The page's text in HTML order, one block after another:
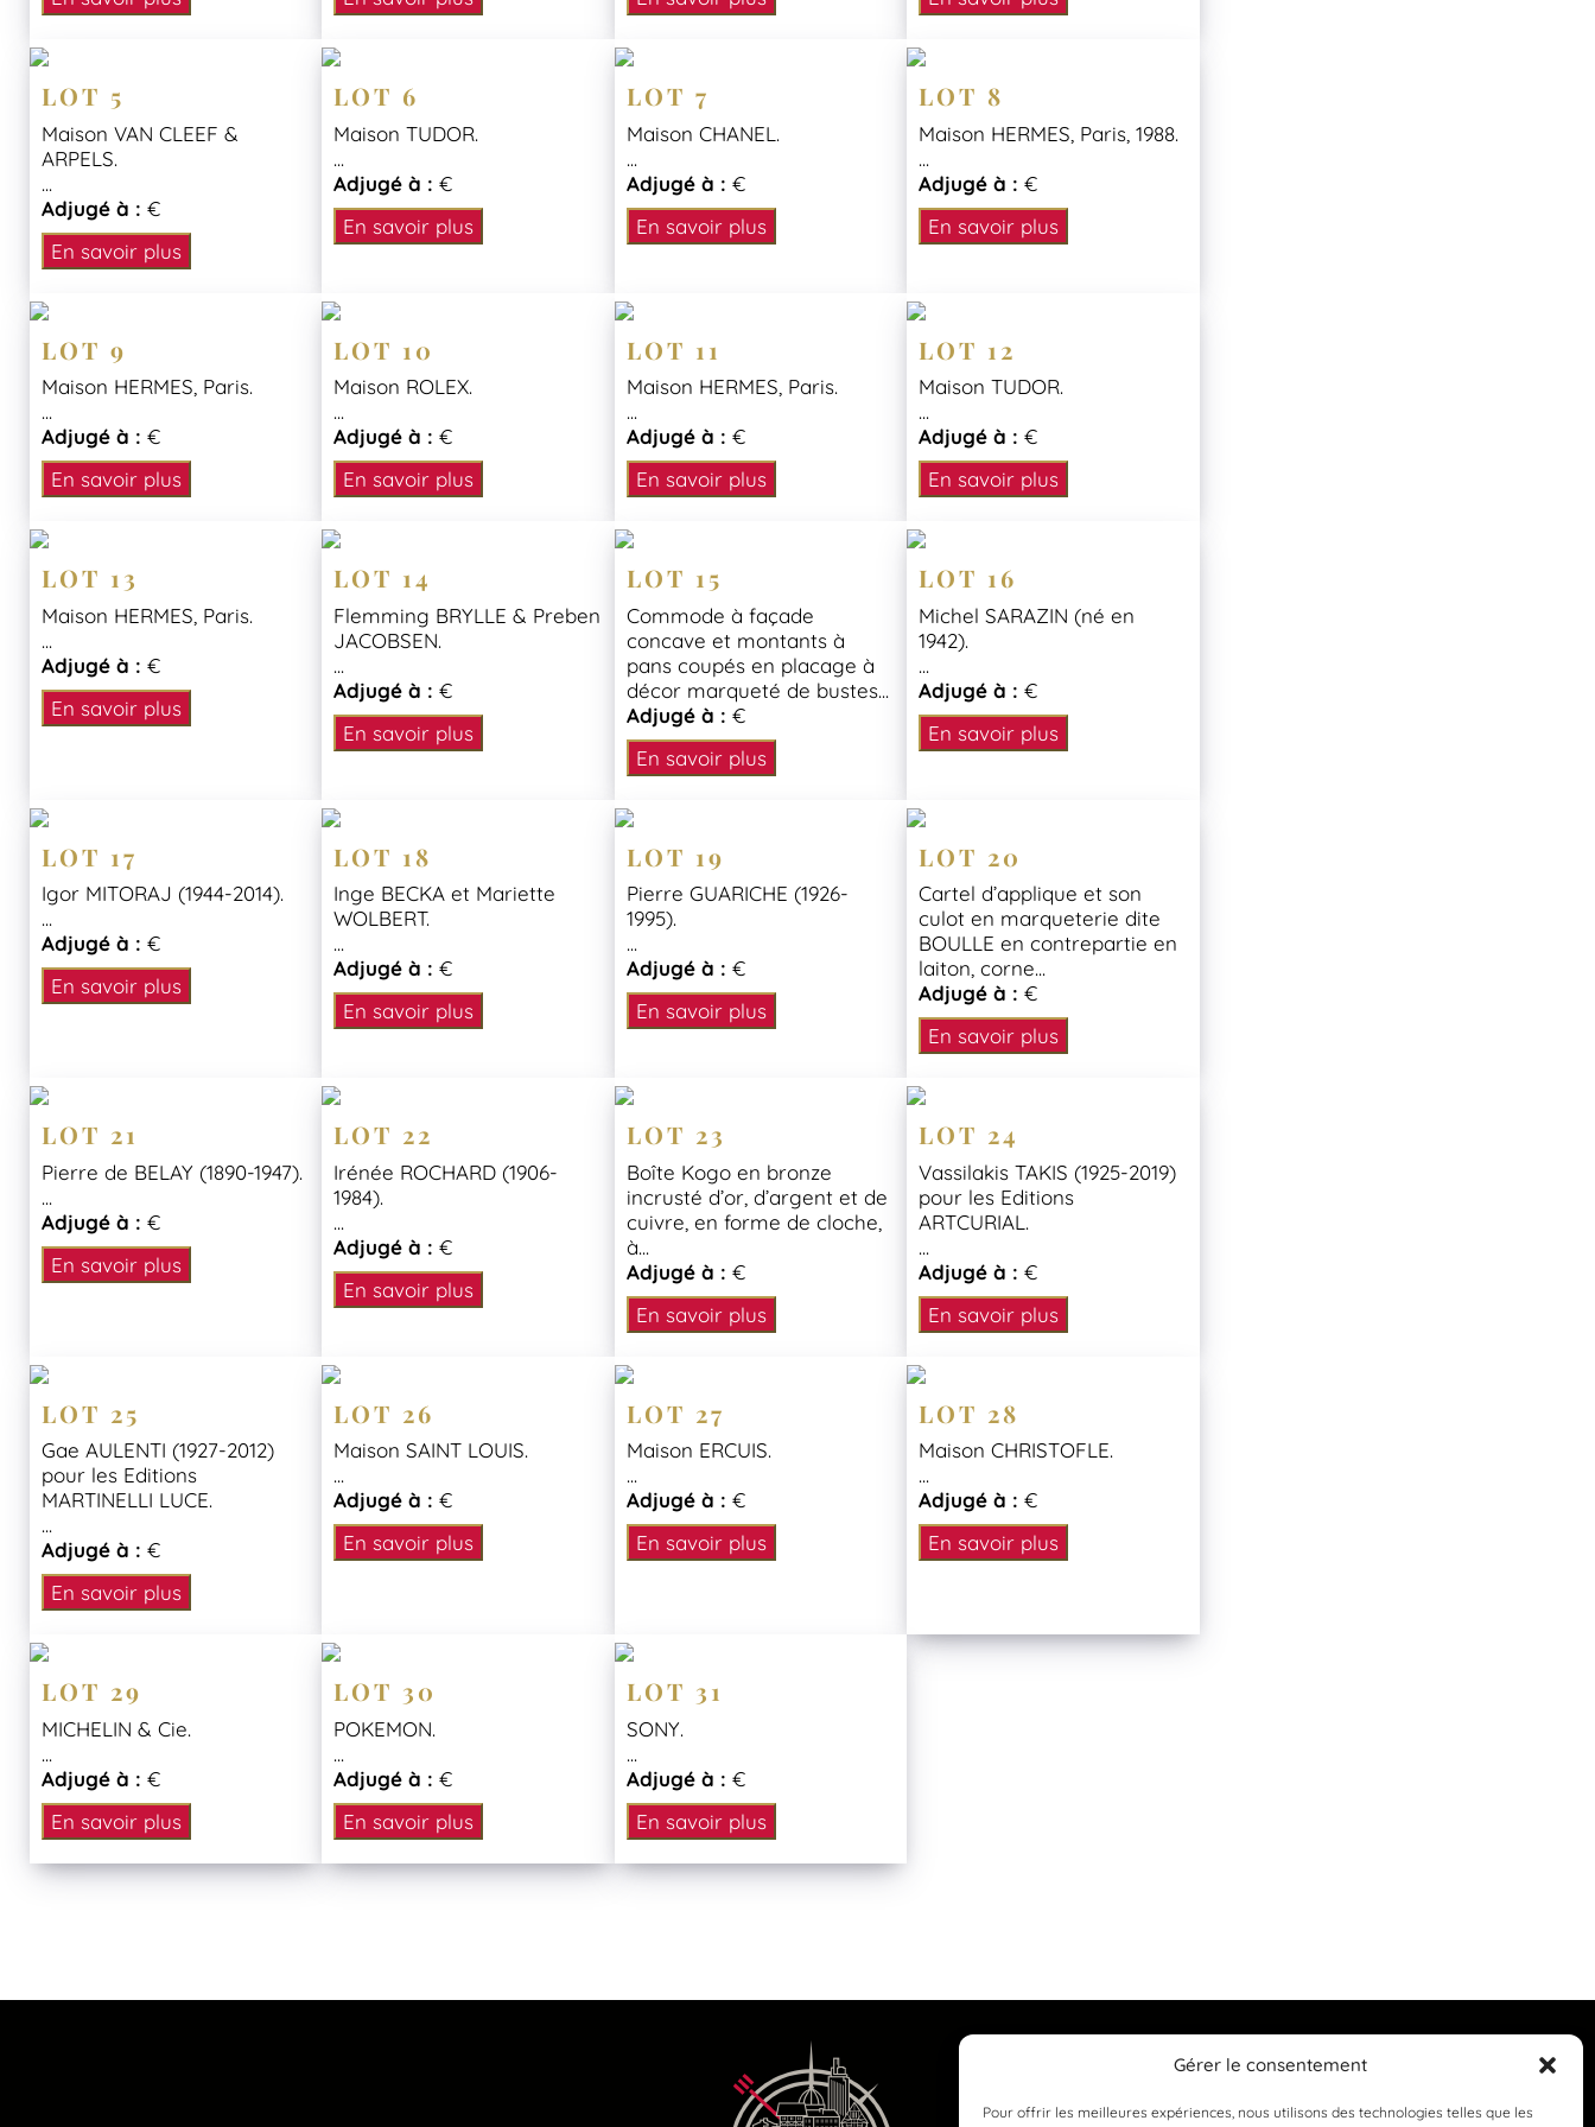
Gérer le consentement
Pour offrir les meilleures expériences, nous utilisons des technologies telles que les
LOT 5
Maison VAN CLEEF &
ARPELS.
...
Adjugé à : €
En savoir plus
LOT 6
Maison TUDOR.
...
Adjugé à :€
En savoir plus
LOT 7
Maison CHANEL.
...
Adjugé à : €
En savoir plus
LOT 8
Maison HERMES, Paris, 1988.
...
Adjugé à :€
En savoir plus
LOT 9
Maison HERMES, Paris.
...
Adjugé à : €
En savoir plus
LOT 10
Maison ROLEX.
...
Adjugé à :€
En savoir plus
LOT 11
Maison HERMES, Paris.
...
Adjugé à : €
En savoir plus
LOT 12
Maison TUDOR.
...
Adjugé à :€
En savoir plus
LOT 13
Maison HERMES, Paris.
...
Adjugé à : €
En savoir plus
LOT 14
Flemming BRYLLE & Preben
JACOBSEN.
...
Adjugé à :€
En savoir plus
LOT 15
Commode à façade
concave et montants à
pans coupés en placage à
décor marqueté de bustes...
Adjugé à : €
En savoir plus
LOT 16
Michel SARAZIN (né en
1942).
...
Adjugé à :€
En savoir plus
LOT 17
Igor MITORAJ (1944-2014).
...
Adjugé à : €
En savoir plus
LOT 18
Inge BECKA et Mariette
WOLBERT.
...
Adjugé à :€
En savoir plus
LOT 19
Pierre GUARICHE (1926-
1995).
...
Adjugé à : €
En savoir plus
LOT 20
Cartel d’applique et son
culot en marqueterie dite
BOULLE en contrepartie en
laiton, corne...
Adjugé à :€
En savoir plus
LOT 21
Pierre de BELAY (1890-1947).
...
Adjugé à : €
En savoir plus
LOT 22
Irénée ROCHARD (1906-
1984).
...
Adjugé à :€
En savoir plus
LOT 23
Boîte Kogo en bronze
incrusté d’or, d’argent et de
cuivre, en forme de cloche,
à...
Adjugé à : €
En savoir plus
LOT 24
Vassilakis TAKIS (1925-2019)
pour les Editions
ARTCURIAL.
...
Adjugé à :€
En savoir plus
LOT 25
Gae AULENTI (1927-2012)
pour les Editions
MARTINELLI LUCE.
...
Adjugé à : €
En savoir plus
LOT 26
Maison SAINT LOUIS.
...
Adjugé à :€
En savoir plus
LOT 27
Maison ERCUIS.
...
Adjugé à : €
En savoir plus
LOT 28
Maison CHRISTOFLE.
...
Adjugé à :€
En savoir plus
LOT 29
MICHELIN & Cie.
...
Adjugé à : €
En savoir plus
LOT 30
POKEMON.
...
Adjugé à :€
En savoir plus
LOT 31
SONY.
...
Adjugé à : €
En savoir plus